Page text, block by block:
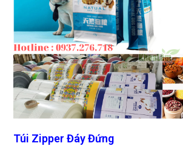
Túi Zipper Đáy Đứng